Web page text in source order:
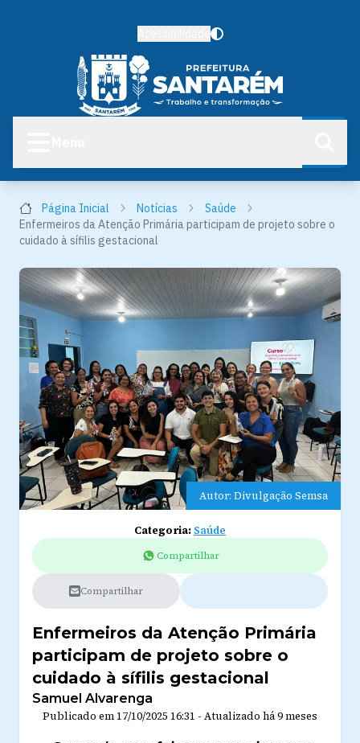
Página Inicial Notícias
Saúde
Enfermeiros da Atenção Primária participam de projeto sobre o
cuidado à sífilis gestacional
Autor: Divulgação Semsa
Categoria: Saúde
Compartilhar
Compartilhar
Enfermeiros da Atenção Primária
participam de projeto sobre o
cuidado à sífilis gestacional
Samuel Alvarenga
Publicado em 17/10/2025 16:31 - Atualizado há 9 meses